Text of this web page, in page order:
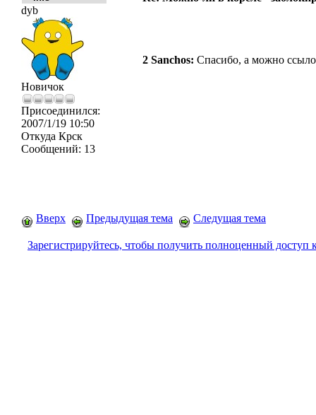
dyb
Новичок
Присоединился:
2007/1/19 10:50
Откуда Крск
Сообщений: 13
2 Sanchos: Спасибо, а можно
Вверх Предыдущая тема Следущая тема
Зарегистрируйтесь, чтобы получить полноценный доступ